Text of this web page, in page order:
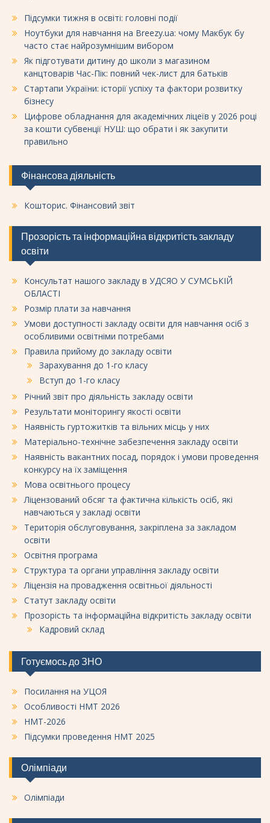
Підсумки тижня в освіті: головні події
Ноутбуки для навчання на Breezy.ua: чому Макбук бу
часто стає найрозумнішим вибором
Як підготувати дитину до школи з магазином
канцтоварів Час-Пік: повний чек-лист для батьків
Стартапи України: історії успіху та фактори розвитку
бізнесу
Цифрове обладнання для академічних ліцеїв у 2026 році
за кошти субвенції НУШ: що обрати і як закупити
правильно
Фінансова діяльність
Кошторис. Фінансовий звіт
Прозорість та інформаційна відкритість закладу
освіти
Консультат нашого закладу в УДСЯО У СУМСЬКІЙ
ОБЛАСТІ
Розмір плати за навчання
Умови доступності закладу освіти для навчання осіб з
особливими освітніми потребами
Правила прийому до закладу освіти
Зарахування до 1-го класу
Вступ до 1-го класу
Річний звіт про діяльність закладу освіти
Результати моніторингу якості освіти
Наявність гуртожитків та вільних місць у них
Матеріально-технічне забезпечення закладу освіти
Наявність вакантних посад, порядок і умови проведення
конкурсу на їх заміщення
Мова освітнього процесу
Ліцензований обсяг та фактична кількість осіб, які
навчаються у закладі освіти
Територія обслуговування, закріплена за закладом
освіти
Освітня програма
Структура та органи управління закладу освіти
Ліцензія на провадження освітньої діяльності
Статут закладу освіти
Прозорість та інформаційна відкритість закладу освіти
Кадровий склад
Готуємось до ЗНО
Посилання на УЦОЯ
Особливості НМТ 2026
НМТ-2026
Підсумки проведення НМТ 2025
Олімпіади
Олімпіади